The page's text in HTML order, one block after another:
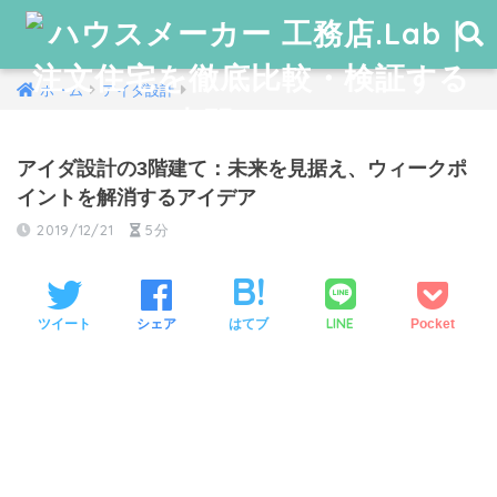
ホーム アイダ設計
アイダ設計の3階建て：未来を見据え、ウィークポ
イントを解消するアイデア
2019/12/21 5分
ツイート シェア はてブ LINE Pocket